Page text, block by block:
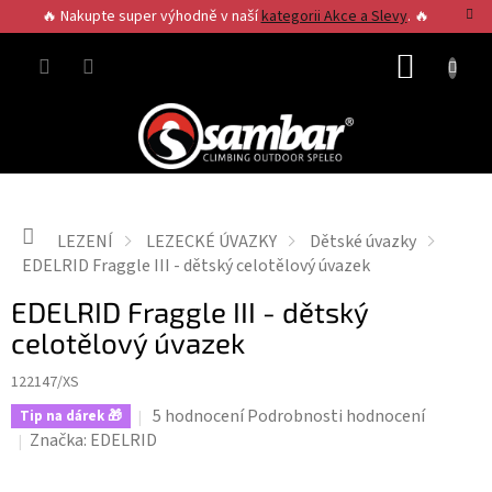
na
obsah
🔥 Nakupte super výhodně v našíkategorii Akce a Slevy. 🔥
Domů
LEZENÍ LEZECKÉ ÚVAZKY
Dětské úvazky
EDELRID Fraggle III - dětský celotělový úvazek
EDELRID Fraggle III - dětský
celotělový úvazek
122147/XS
Tip na dárek 🎁
Průměrné
hodnocení
5 hodnocení Podrobnosti hodnocení
Značka: EDELRID